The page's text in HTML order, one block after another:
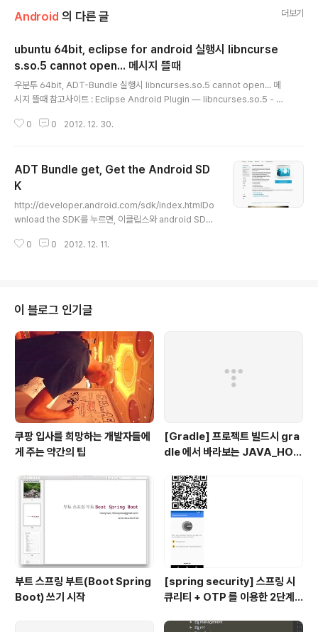
Android 의 다른 글 더보기
ubuntu 64bit, eclipse for android 실행시 libncurse
s.so.5 cannot open... 메시지 뜰때
우분투 64bit, ADT-Bundle 실행시 libncurses.so.5 cannot open... 메
시지 뜰때 참고사이트 : Eclipse Android Plugin — libncurses.so.5 - st
는데 필요한 32bit 라이브러리가 없어서 뜨는 것이다. 32bit 라이브러리를 설
d!! 라는 메시지가 지속적으로 팝업으로 노출되었다. 팝업을 닫고 나면 consol
e 창에 아래의 로그가 주르르륵 찍히는 ..
0 0 2012. 12. 30.
ADT Bundle get, Get the Android SD
K
http://developer.android.com/sdk/index.htmlDo
wnload the SDK를 누르면, 이클립스와 android SDK
이클립스 다운로드 받아 설치하고, android SDK Tools
0 0 2012. 12. 11.
이 블로그 인기글
쿠팡 입사를 희망하는 개발자들에
게 주는 약간의 팁
[Gradle] 프로젝트 빌드시 gra
dle 에서 바라보는 JAVA_HOM
부트 스프링 부트(Boot Spring
Boot) 쓰기 시작
[spring security] 스프링 시
큐리티 + OTP 를 이용한 2단계